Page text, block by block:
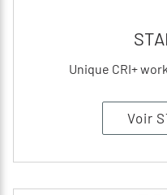
Unique CRI+
Voir